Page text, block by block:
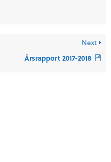
Next
Årsrapport 2017-2018